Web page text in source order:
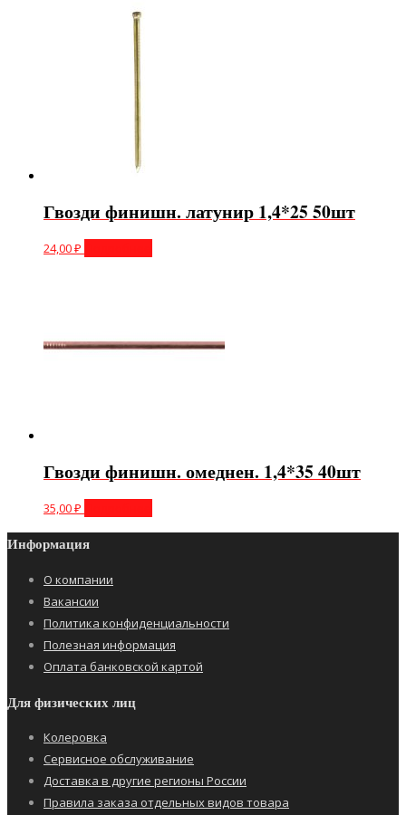
Гвозди финишн. латунир 1,4*25 50шт
24,00₽
Гвозди финишн. омеднен. 1,4*35 40шт
35,00₽
Информация
О компании
Вакансии
Политика конфиденциальности
Полезная информация
Оплата банковской картой
Для физических лиц
Колеровка
Сервисное обслуживание
Доставка в другие регионы России
Правила заказа отдельных видов товара